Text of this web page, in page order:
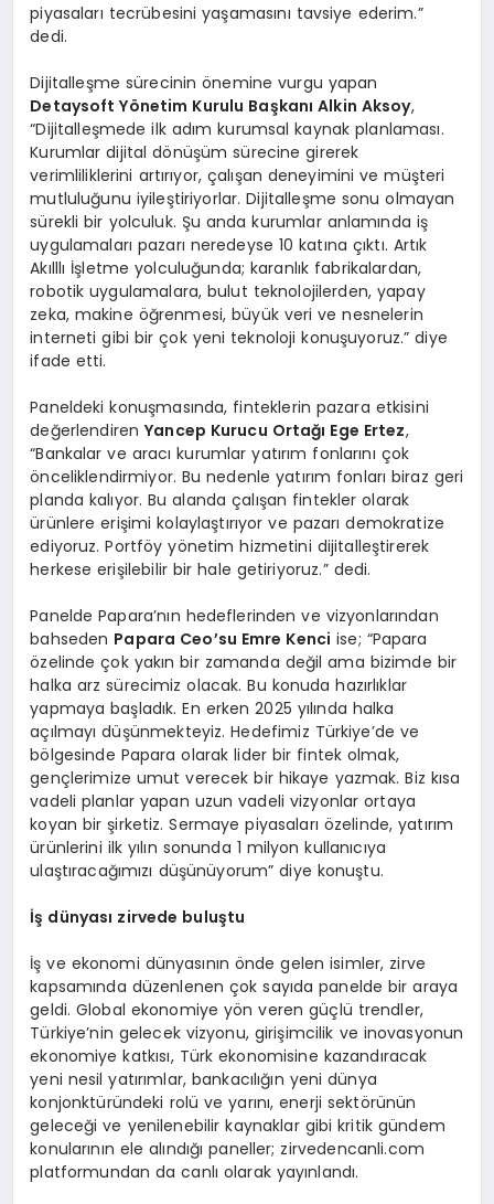
piyasaları tecrübesini yaşamasını tavsiye ederim.”
dedi.
Dijitalleşme sürecinin önemine vurgu yapan
Detaysoft Yönetim Kurulu Başkanı Alkin Aksoy,
“Dijitalleşmede ilk adım kurumsal kaynak planlaması.
Kurumlar dijital dönüşüm sürecine girerek
verimliliklerini artırıyor, çalışan deneyimini ve müşteri
mutluluğunu iyileştiriyorlar. Dijitalleşme sonu olmayan
sürekli bir yolculuk. Şu anda kurumlar anlamında iş
uygulamaları pazarı neredeyse 10 katına çıktı. Artık
Akılllı İşletme yolculuğunda; karanlık fabrikalardan,
robotik uygulamalara, bulut teknolojilerden, yapay
zeka, makine öğrenmesi, büyük veri ve nesnelerin
interneti gibi bir çok yeni teknoloji konuşuyoruz.” diye
ifade etti.
Paneldeki konuşmasında, finteklerin pazara etkisini
değerlendirenYancep Kurucu Ortağı Ege Ertez,
“Bankalar ve aracı kurumlar yatırım fonlarını çok
önceliklendirmiyor. Bu nedenle yatırım fonları biraz geri
planda kalıyor. Bu alanda çalışan fintekler olarak
ürünlere erişimi kolaylaştırıyor ve pazarı demokratize
ediyoruz. Portföy yönetim hizmetini dijitalleştirerek
herkese erişilebilir bir hale getiriyoruz.” dedi.
Panelde Papara’nın hedeflerinden ve vizyonlarından
bahseden Papara Ceo’su Emre Kenci ise; “Papara
özelinde çok yakın bir zamanda değil ama bizimde bir
halka arz sürecimiz olacak. Bu konuda hazırlıklar
yapmaya başladık. En erken 2025 yılında halka
açılmayı düşünmekteyiz. Hedefimiz Türkiye’de ve
bölgesinde Papara olarak lider bir fintek olmak,
gençlerimize umut verecek bir hikaye yazmak. Biz kısa
vadeli planlar yapan uzun vadeli vizyonlar ortaya
koyan bir şirketiz. Sermaye piyasaları özelinde, yatırım
ürünlerini ilk yılın sonunda 1 milyon kullanıcıya
ulaştıracağımızı düşünüyorum” diye konuştu.
İş dünyası zirvede buluştu
İş ve ekonomi dünyasının önde gelen isimler, zirve
kapsamında düzenlenen çok sayıda panelde bir araya
geldi. Global ekonomiye yön veren güçlü trendler,
Türkiye’nin gelecek vizyonu, girişimcilik ve inovasyonun
ekonomiye katkısı, Türk ekonomisine kazandıracak
yeni nesil yatırımlar, bankacılığın yeni dünya
konjonktüründeki rolü ve yarını, enerji sektörünün
geleceği ve yenilenebilir kaynaklar gibi kritik gündem
konularının ele alındığı paneller; zirvedencanli.com
platformundan da canlı olarak yayınlandı.